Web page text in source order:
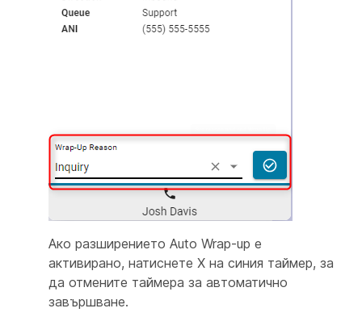
Ако разширението Auto Wrap-up е
активирано, натиснете X на синия таймер, за
да отмените таймера за автоматично
завършване.